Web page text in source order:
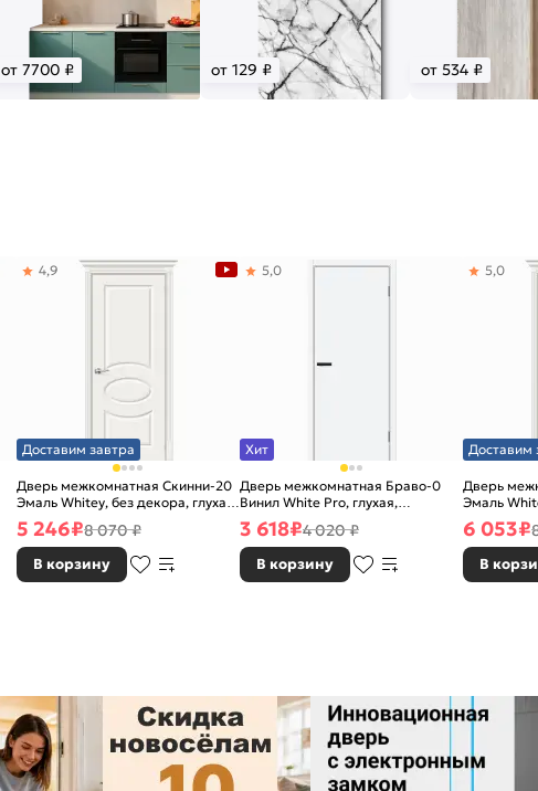
от 7700 ₽ от 129 ₽ от 534 ₽
Доставим завтра
Дверь межкомнатная Скинни-20
Эмаль Whitey, без декора, глухая,
без стекла, без кромки, скиновая
4,9
5 246₽8 070 ₽
В корзину
Хит
Дверь межкомнатная Браво-0
Винил White Pro, глухая,
каркасно-щитовая
5,0
3 618₽4 020 ₽
В корзину
Доставим
Дверь
Эмаль
без
5,0
6 053₽
В